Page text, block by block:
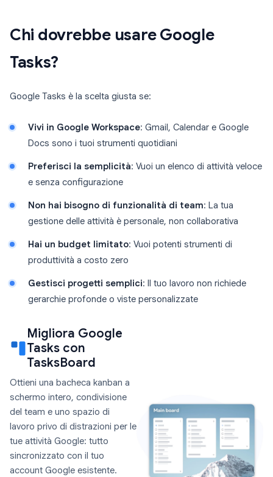
Chi dovrebbe usare Google
Tasks?
Google Tasks è la scelta giusta se:
Vivi in Google Workspace: Gmail, Calendar e Google
Docs sono i tuoi strumenti quotidiani
Preferisci la semplicità: Vuoi un elenco di attività veloce
e senza configurazione
Non hai bisogno di funzionalità di team: La tua
gestione delle attività è personale, non collaborativa
Hai un budget limitato: Vuoi potenti strumenti di
produttività a costo zero
Gestisci progetti semplici: Il tuo lavoro non richiede
gerarchie profonde o viste personalizzate
Migliora Google
Tasks con
TasksBoard
Ottieni una bacheca kanban a
schermo intero, condivisione
del team e uno spazio di
lavoro privo di distrazioni per le
tue attività Google: tutto
sincronizzato con il tuo
account Google esistente.